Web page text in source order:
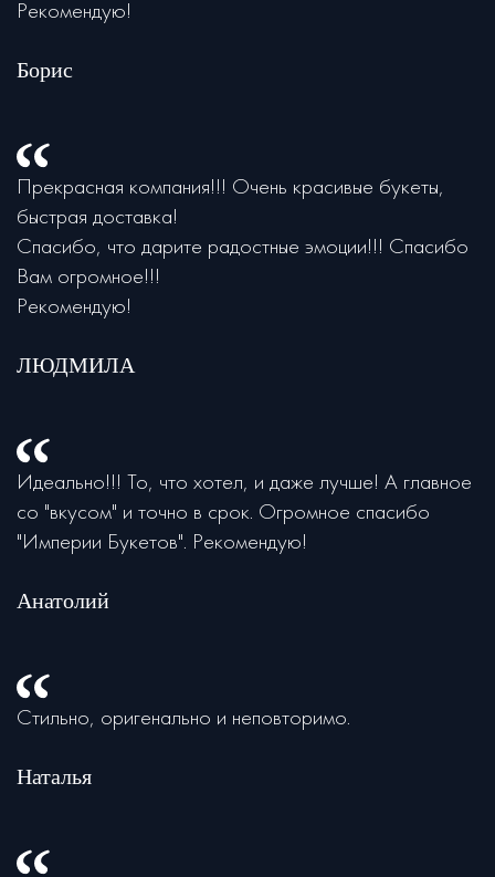
Рекомендую!
Борис
Прекрасная компания!!! Очень красивые букеты,
быстрая доставка!
Спасибо, что дарите радостные эмоции!!! Спасибо
Вам огромное!!!
Рекомендую!
ЛЮДМИЛА
Идеально!!! То, что хотел, и даже лучше! А главное
со "вкусом" и точно в срок. Огромное спасибо
"Империи Букетов". Рекомендую!
Анатолий
Стильно, оригенально и неповторимо.
Наталья